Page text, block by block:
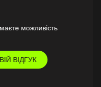
можливість
ВІДГУК